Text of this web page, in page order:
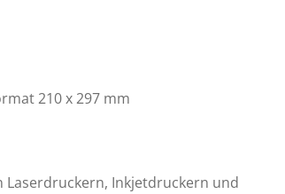
210 x 297 mm
Laserdruckern, Inkjetdruckern und